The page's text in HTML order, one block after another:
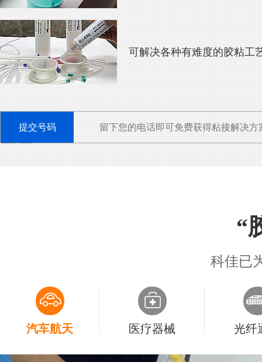
可解决各种有难度的胶粘工
“
科佳已
汽车航天 医疗器械 光纤